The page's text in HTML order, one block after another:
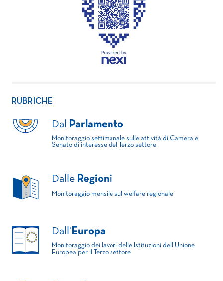
RUBRICHE
Dal Parlamento
Monitoraggio settimanale sulle attività di Camera e
Senato di interesse del Terzo settore
Dalle Regioni
Monitoraggio mensile sul welfare regionale
Dall' Europa
Monitoraggio dei lavori delle Istituzioni dell'Unione
Europea per il Terzo settore